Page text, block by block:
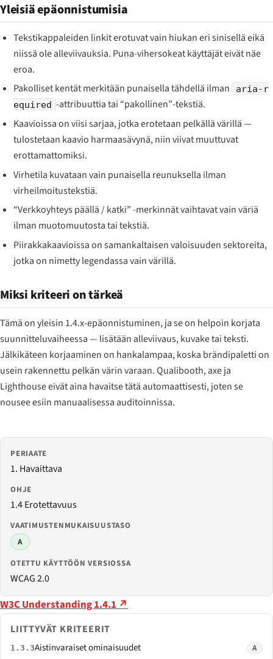
Yleisiä epäonnistumisia
Tekstikappaleiden linkit erotuvat vain hiukan eri sinisellä eikä
niissä ole alleviivauksia. Puna-vihersokeat käyttäjät eivät näe
eroa.
Pakolliset kentät merkitään punaisella tähdellä ilman
aria-r
equired -attribuuttia tai “pakollinen”-tekstiä.
Kaavioissa on viisi sarjaa, jotka erotetaan pelkällä värillä —
tulostetaan kaavio harmaasävynä, niin viivat muuttuvat
erottamattomiksi.
Virhetila kuvataan vain punaisella reunuksella ilman
virheilmoitustekstiä.
“Verkkoyhteys päällä / katki” -merkinnät vaihtavat vain väriä
ilman muotomuutosta tai tekstiä.
Piirakkakaavioissa on samankaltaisen valoisuuden sektoreita,
jotka on nimetty legendassa vain värillä.
Miksi kriteeri on tärkeä
Tämä on yleisin 1.4.x-epäonnistuminen, ja se on helpoin korjata
suunnitteluvaiheessa — lisätään alleviivaus, kuvake tai teksti.
Jälkikäteen korjaaminen on hankalampaa, koska brändipaletti on
usein rakennettu pelkän värin varaan. Qualibooth, axe ja
Lighthouse eivät aina havaitse tätä automaattisesti, joten se
nousee esiin manuaalisessa auditoinnissa.
PERIAATE
1. Havaittava
OHJE
1.4 Erotettavuus
VAATIMUSTENMUKAISUUSTASO
A
OTETTU KÄYTTÖÖN VERSIOSSA
WCAG 2.0
W3C Understanding 1.4.1 ↗
LIITTYVÄT KRITEERIT
1.3.3Aistinvaraiset ominaisuudet A